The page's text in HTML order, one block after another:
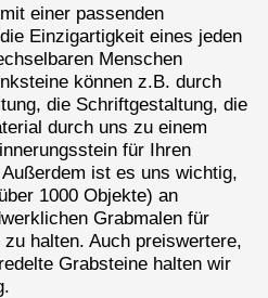
einer passenden
Einzigartigkeit eines jeden
Menschen
können z.B. durch
die Schriftgestaltung, die
durch uns zu einem
für Ihren
ist es uns wichtig,
1000 Objekte) an
Grabmalen für
halten. Auch preiswertere,
Grabsteine halten wir